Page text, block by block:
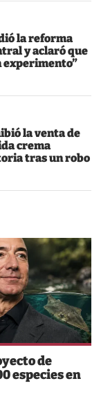
la reforma
y aclaró que
experimento”
la venta de
crema
tras un robo
de
especies en